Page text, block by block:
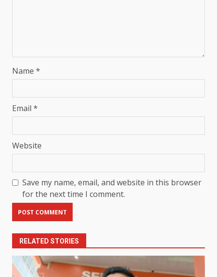
Name *
Email *
Website
Save my name, email, and website in this browser
for the next time I comment.
RELATED STORIES